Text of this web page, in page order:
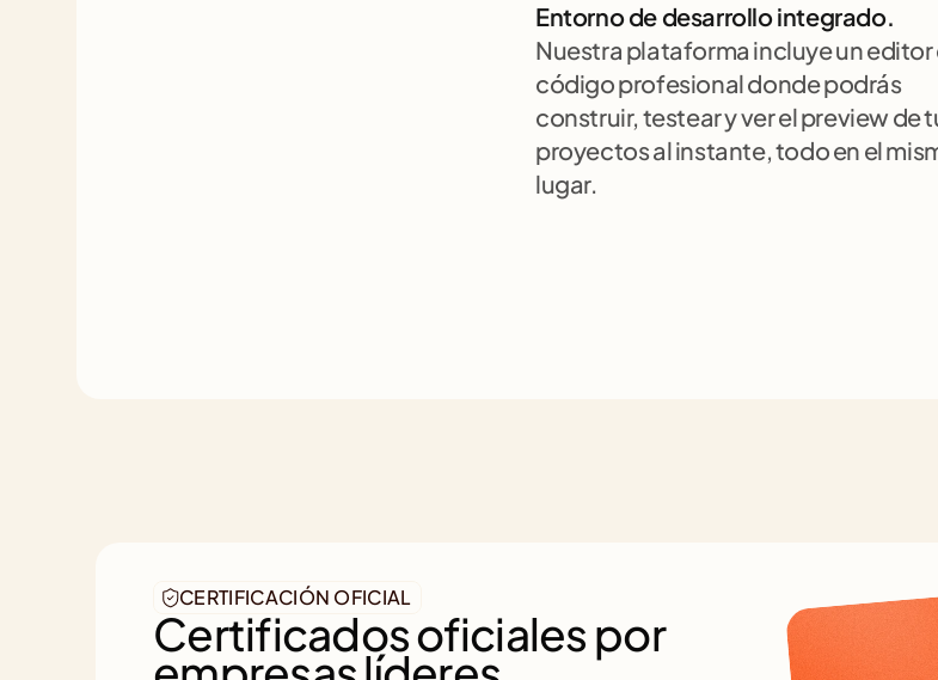
Entorno de desarrollo integrado.
Nuestra plataforma incluye un editor
código profesional donde podrás
construir, testear y ver el preview de
proyectos al instante, todo en el
lugar.
CERTIFICACIÓN OFICIAL
Certificados oficiales por